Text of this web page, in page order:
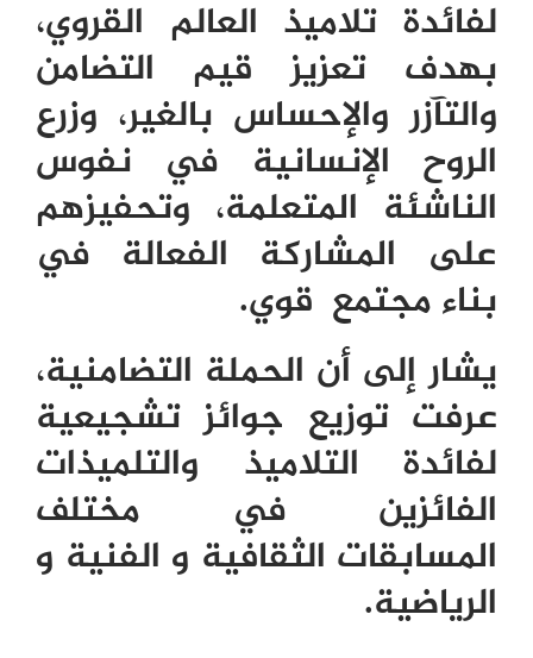
لفائدة تلاميذ العالم القروي،
بهدف تعزيز قيم التضامن
والتآزر والإحساس بالغير، وزرع
الروح الإنسانية في نفوس
الناشئة المتعلمة، وتحفيزهم
على المشاركة الفعالة في
بناء مجتمع قوي.
يشار إلى أن الحملة التضامنية،
عرفت توزيع جوائز تشجيعية
لفائدة التلاميذ والتلميذات
الفائزين في مختلف
المسابقات الثقافية و الفنية و
الرياضية.